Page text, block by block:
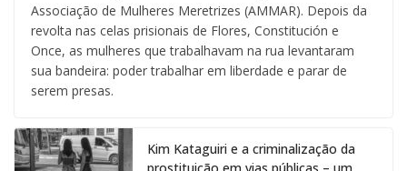
Associação de Mulheres Meretrizes (AMMAR). Depois da
revolta nas celas prisionais de Flores, Constitución e
Once, as mulheres que trabalhavam na rua levantaram
sua bandeira: poder trabalhar em liberdade e parar de
serem presas.
Kim Kataguiri e a criminalização da
prostituição em vias públicas – um